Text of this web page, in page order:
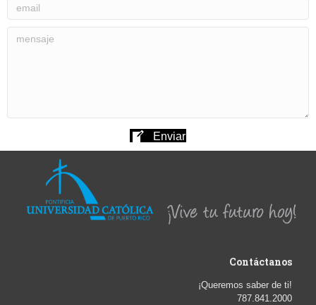
Enviar
Contáctanos
¡Queremos saber de ti!
787.841.2000